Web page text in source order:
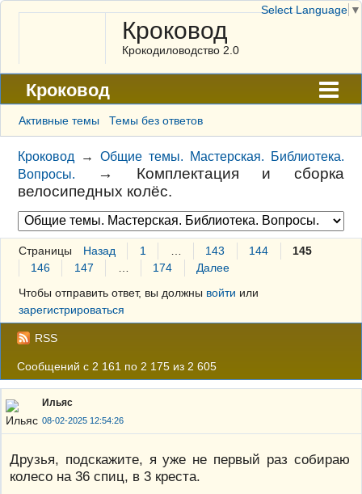
Кроковод
Крокодиловодство 2.0
Кроковод
Форум
Архив
ГАЛЕРЕЯ
Правила
Поиск
Регистрация
Вход
Активные темы Темы без ответов
Кроковод →Общие темы. Мастерская. Библиотека.
Вопросы.
→ Комплектация и сборка
велосипедных колёс.
Страницы Назад 1 143 144
145
146
147 174
Далее
Чтобы отправить ответ, вы должны войти или
зарегистрироваться
RSS
Сообщений с 2 161 по 2 175 из 2 605
Ильяс
08-02-2025 12:54:26
Друзья, подскажите, я уже не первый раз собираю
колесо на 36 спиц, в 3 креста.
Select Language ▼